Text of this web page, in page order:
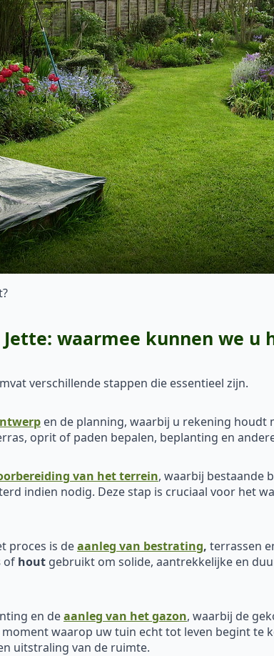
waarmee kunnen we u
verschillende stappen die essentieel zijn.
en de planning, waarbij u rekening houdt
oprit of paden bepalen, beplanting en
van het terrein, waarbij bestaande
indien nodig. Deze stap is cruciaal voor het
proces is deaanleg van bestrating, terrassen
of hout gebruikt om solide, aantrekkelijke en
en deaanleg van het gazon, waarbij de
waarop uw tuin echt tot leven begint te
uitstraling van de ruimte.